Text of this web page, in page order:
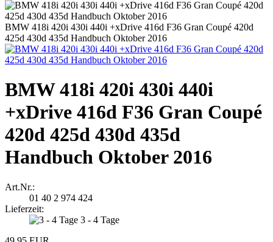
BMW 418i 420i 430i 440i +xDrive 416d F36 Gran Coupé 420d
425d 430d 435d Handbuch Oktober 2016
BMW 418i 420i 430i 440i
+xDrive 416d F36 Gran Coupé
420d 425d 430d 435d
Handbuch Oktober 2016
Art.Nr.:
01 40 2 974 424
Lieferzeit:
3 - 4 Tage